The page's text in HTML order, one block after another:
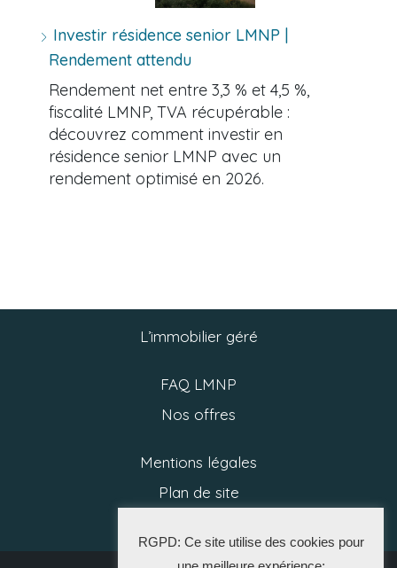
Investir résidence senior LMNP |
Rendement attendu
Rendement net entre 3,3 % et 4,5 %,
fiscalité LMNP, TVA récupérable :
découvrez comment investir en
résidence senior LMNP avec un
rendement optimisé en 2026.
L’immobilier géré
FAQ LMNP
Nos offres
Mentions légales
Plan de site
RGPD: Ce site utilise des cookies pour